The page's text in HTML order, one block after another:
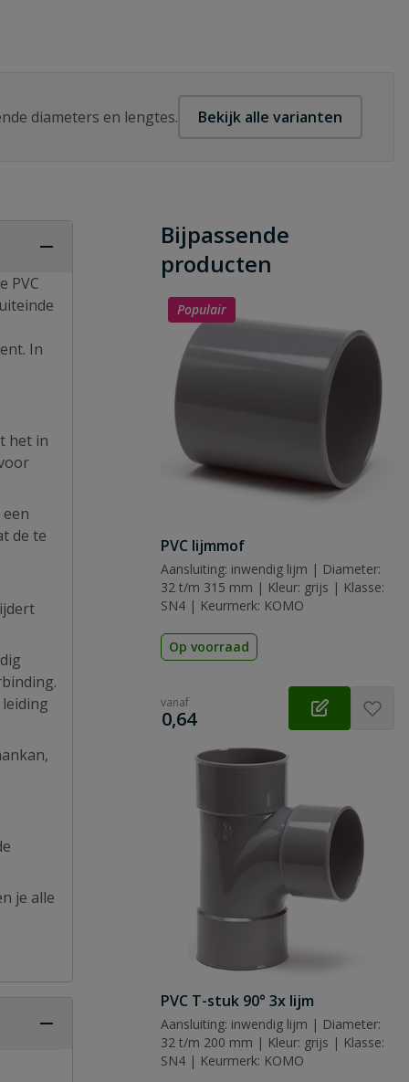
diameters en lengtes. Bekijk alle varianten
PVC
In
het in
de te
je alle
Bijpassende
producten
Populair
PVC lijmmof
Aansluiting: inwendig lijm | Diameter:
32 t/m 315 mm | Kleur: grijs | Klasse:
SN4 | Keurmerk: KOMO
Op voorraad
vanaf
€
0,64
PVC T-stuk 90° 3x lijm
Aansluiting: inwendig lijm | Diameter:
32 t/m 200 mm | Kleur: grijs | Klasse:
SN4 | Keurmerk: KOMO